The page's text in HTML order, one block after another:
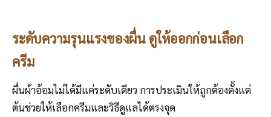
ระดับความรุนแรงของผื่น ดูให้ออกก่อนเลือก
ครีม
ผื่นผ้าอ้อมไม่ได้มีแค่ระดับเดียว การประเมินให้ถูกต้องตั้งแต่
ต้นช่วยให้เลือกครีมและวิธีดูแลได้ตรงจุด